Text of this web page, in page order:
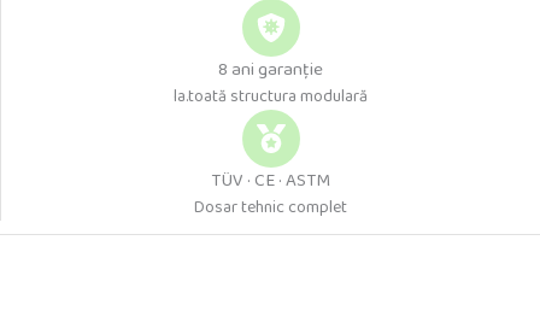
8 ani garanție
la.toată structura modulară
TÜV · CE · ASTM
Dosar tehnic complet